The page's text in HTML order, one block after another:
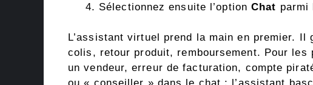
Sélectionnez ensuite l’option Chat parmi
L’assistant virtuel prend la main en premier.
colis, retour produit, remboursement. Pour
un vendeur, erreur de facturation, compte